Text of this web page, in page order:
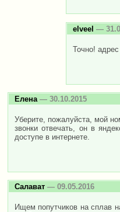
elveel —
Точно!
Елена — 30.10.2015
Уберите, пожалуйста, мой
звонки отвечать, он в
доступе в интернете.
Салават — 09.05.2016
Ищем попутчиков на сплав